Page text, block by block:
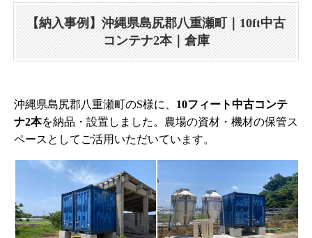
【納入事例】沖縄県島尻郡八重瀬町｜10ft中古
コンテナ2本｜倉庫
沖縄県島尻郡八重瀬町のS様に、 10フィート中古コンテ
ナ2本を納品・設置しました。農場の資材・機材の保管ス
ペースとしてご活用いただいています。